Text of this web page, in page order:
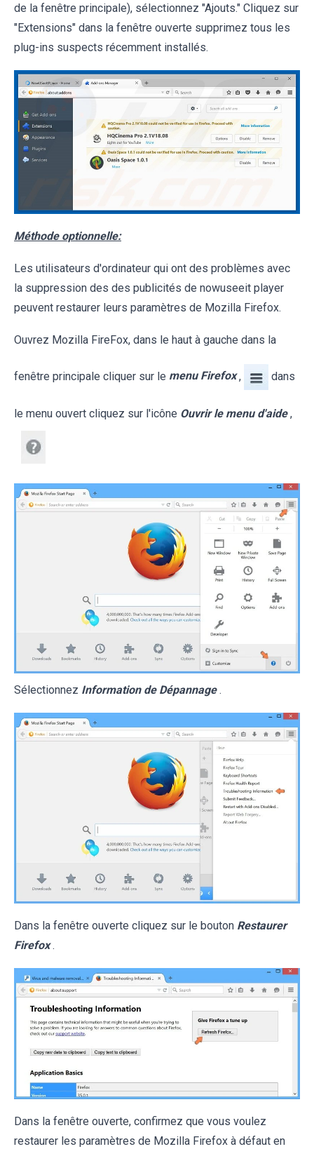
de la fenêtre principale), sélectionnez "Ajouts." Cliquez sur
"Extensions" dans la fenêtre ouverte supprimez tous les
plug-ins suspects récemment installés.
Méthode optionnelle:
Les utilisateurs d'ordinateur qui ont des problèmes avec
la suppression des des publicités de nowuseeit player
peuvent restaurer leurs paramètres de Mozilla Firefox.
Ouvrez Mozilla FireFox, dans le haut à gauche dans la
fenêtre principale cliquer sur le menu Firefox , dans
le menu ouvert cliquez sur l'icône Ouvrir le menu d'aide ,
Sélectionnez Information de Dépannage .
Dans la fenêtre ouverte cliquez sur le bouton Restaurer
Firefox .
Dans la fenêtre ouverte, confirmez que vous voulez
restaurer les paramètres de Mozilla Firefox à défaut en